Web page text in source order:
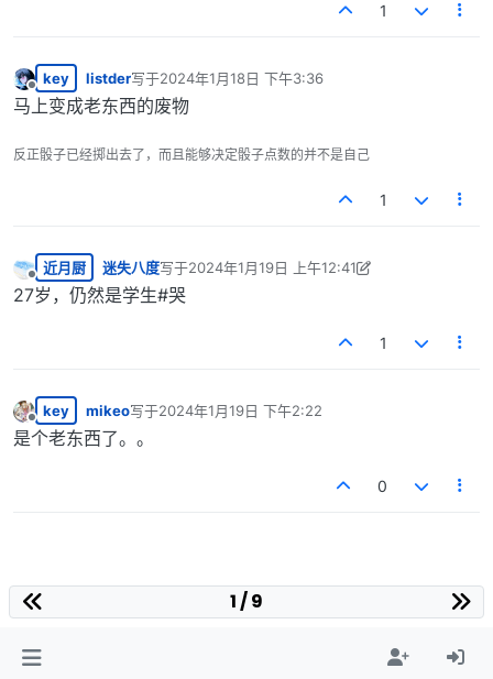
1
离线
key listder写于2024年1月18日 下午3:36
最后由 编辑
马上变成老东西的废物
反正骰子已经掷出去了，而且能够决定骰子点数的并不是自己
1
离线
近月厨 迷失八度写于2024年1月19日 上午12:41
最后由 迷失八度 编辑2024年1月18日 下午6:41
27岁，仍然是学生#哭
1
离线
key mikeo写于2024年1月19日 下午2:22
最后由 编辑
是个老东西了。。
0
1 / 9